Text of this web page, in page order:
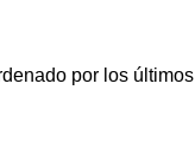
por los últimos